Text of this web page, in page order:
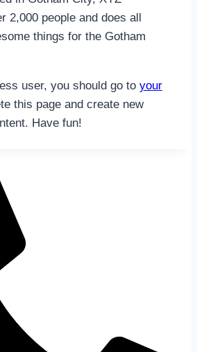
2,000 people and does all
things for the Gotham
user, you should go to your
this page and create new
Have fun!